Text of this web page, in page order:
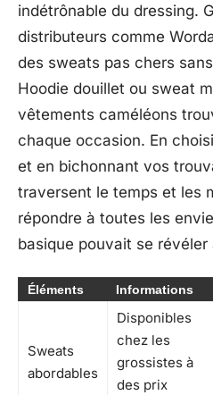
indétrônable du dressing.
distributeurs comme
des sweats pas chers
Hoodie douillet ou sweat
vêtements caméléons
chaque occasion. En
et en bichonnant vos
traversent le temps et les
répondre à toutes les
basique pouvait se révéler
Éléments Informations
Sweats
abordables
Disponibles
chez les
grossistes à
des prix